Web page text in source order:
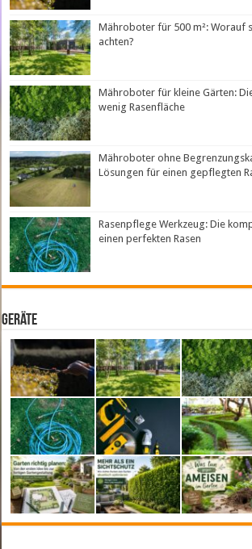
Mähroboter für 500 m²: Worauf
achten?
Mähroboter für kleine Gärten:
wenig Rasenfläche
Mähroboter ohne
Lösungen für einen gepflegten
Rasenpflege Werkzeug: Die
einen perfekten Rasen
Geräte